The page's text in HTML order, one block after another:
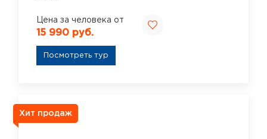
Цена за человека от
15 990 руб.
Посмотреть тур
Хит продаж